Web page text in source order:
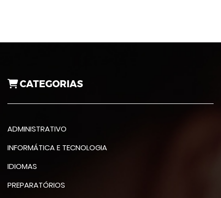
CATEGORIAS
ADMINISTRATIVO
INFORMÁTICA E TECNOLOGIA
IDIOMAS
PREPARATÓRIOS